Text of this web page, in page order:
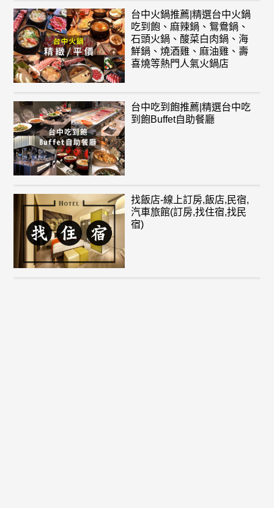
台中火鍋推薦|精選台中火鍋
吃到飽、麻辣鍋、鴛鴦鍋、
石頭火鍋、酸菜白肉鍋、海
鮮鍋、燒酒雞、麻油雞、壽
喜燒等熱門人氣火鍋店
台中吃到飽推薦|精選台中吃
到飽Buffet自助餐廳
找飯店-線上訂房,飯店,民宿,
汽車旅館(訂房,找住宿,找民
宿)